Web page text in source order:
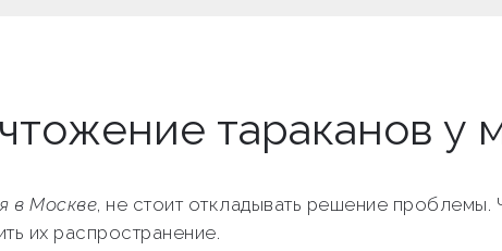
тараканов у
в Москве, не стоит откладывать решение
их распространение.